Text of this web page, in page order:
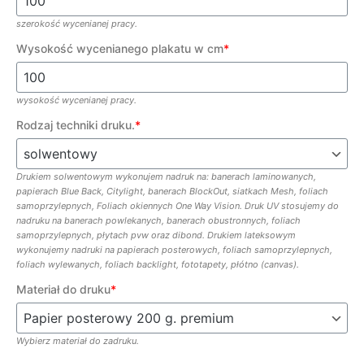
szerokość wycenianej pracy.
Wysokość wycenianego plakatu w cm*
wysokość wycenianej pracy.
Rodzaj techniki druku.*
Drukiem solwentowym wykonujem nadruk na: banerach laminowanych,
papierach Blue Back, Citylight, banerach BlockOut, siatkach Mesh, foliach
samoprzylepnych, Foliach okiennych One Way Vision. Druk UV stosujemy do
nadruku na banerach powlekanych, banerach obustronnych, foliach
samoprzylepnych, płytach pvw oraz dibond. Drukiem lateksowym
wykonujemy nadruki na papierach posterowych, foliach samoprzylepnych,
foliach wylewanych, foliach backlight, fototapety, płótno (canvas).
Materiał do druku*
Wybierz materiał do zadruku.